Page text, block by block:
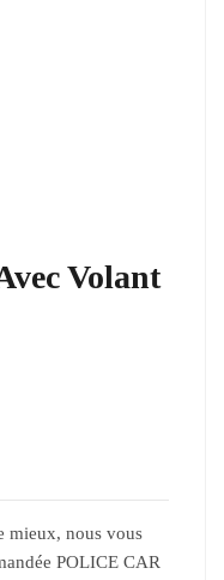
Volant
mieux, nous vous
POLICE CAR